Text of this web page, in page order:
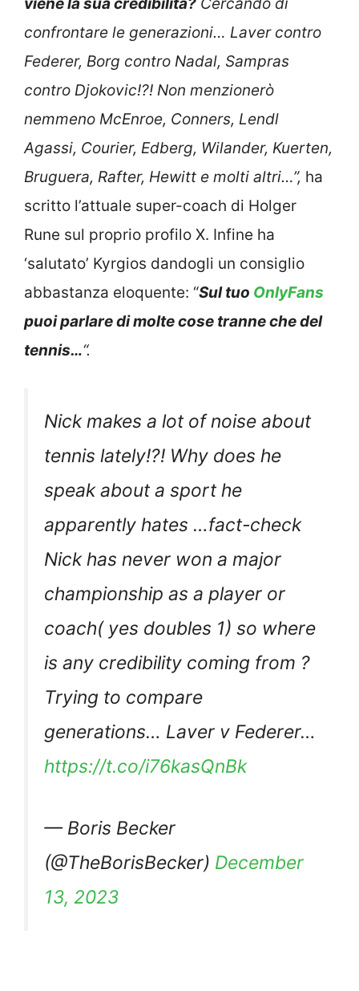
viene la sua credibilità? Cercando di
confrontare le generazioni… Laver contro
Federer, Borg contro Nadal, Sampras
contro Djokovic!?! Non menzionerò
nemmeno McEnroe, Conners, Lendl
Agassi, Courier, Edberg, Wilander, Kuerten,
Bruguera, Rafter, Hewitt e molti altri…”, ha
scritto l’attuale super-coach di Holger
Rune sul proprio profilo X. Infine ha
‘salutato’ Kyrgios dandogli un consiglio
abbastanza eloquente: “Sul tuo OnlyFans
puoi parlare di molte cose tranne che del
tennis…“.
Nick makes a lot of noise about
tennis lately!?! Why does he
speak about a sport he
apparently hates …fact-check
Nick has never won a major
championship as a player or
coach( yes doubles 1) so where
is any credibility coming from ?
Trying to compare
generations… Laver v Federer…
https://t.co/i76kasQnBk
— Boris Becker
(@TheBorisBecker) December
13, 2023